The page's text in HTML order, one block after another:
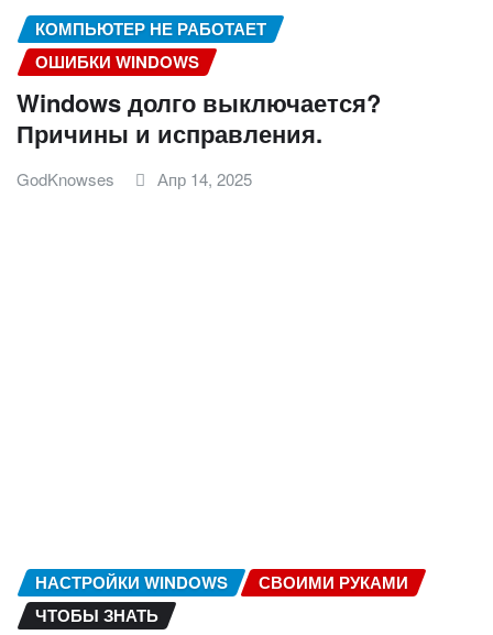
КОМПЬЮТЕР НЕ РАБОТАЕТ
ОШИБКИ WINDOWS
Windows долго выключается?
Причины и исправления.
GodKnowses Апр 14, 2025
НАСТРОЙКИ WINDOWS
СВОИМИ РУКАМИ
ЧТОБЫ ЗНАТЬ